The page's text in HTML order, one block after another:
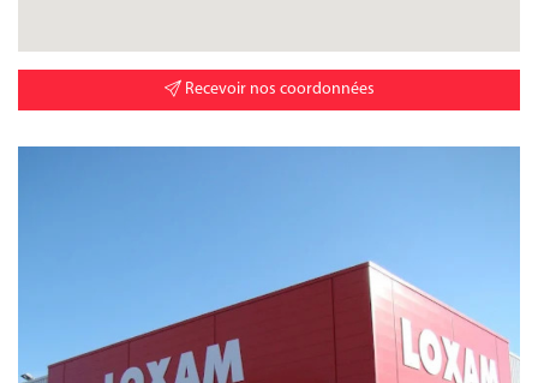
Recevoir nos coordonnées